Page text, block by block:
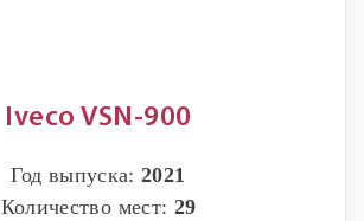
Iveco VSN-900
Год выпуска:2021
Количество мест: 29